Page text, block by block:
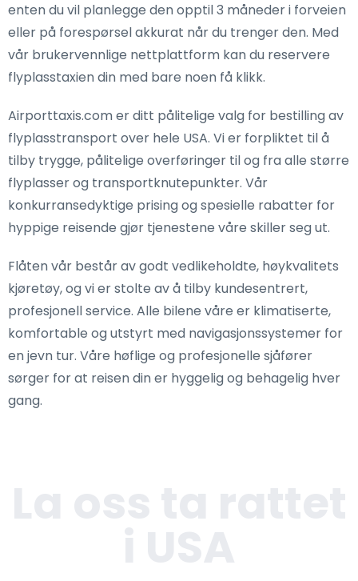
enten du vil planlegge den opptil 3 måneder i forveien
eller på forespørsel akkurat når du trenger den. Med
vår brukervennlige nettplattform kan du reservere
flyplasstaxien din med bare noen få klikk.
Airporttaxis.com er ditt pålitelige valg for bestilling av
flyplasstransport over hele USA. Vi er forpliktet til å
tilby trygge, pålitelige overføringer til og fra alle større
flyplasser og transportknutepunkter. Vår
konkurransedyktige prising og spesielle rabatter for
hyppige reisende gjør tjenestene våre skiller seg ut.
Flåten vår består av godt vedlikeholdte, høykvalitets
kjøretøy, og vi er stolte av å tilby kundesentrert,
profesjonell service. Alle bilene våre er klimatiserte,
komfortable og utstyrt med navigasjonssystemer for
en jevn tur. Våre høflige og profesjonelle sjåfører
sørger for at reisen din er hyggelig og behagelig hver
gang.